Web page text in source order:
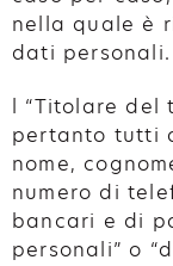
nella quale è
dati personali.
l “Titolare del
pertanto tutti
nome,
numero di
bancari e di
personali” o